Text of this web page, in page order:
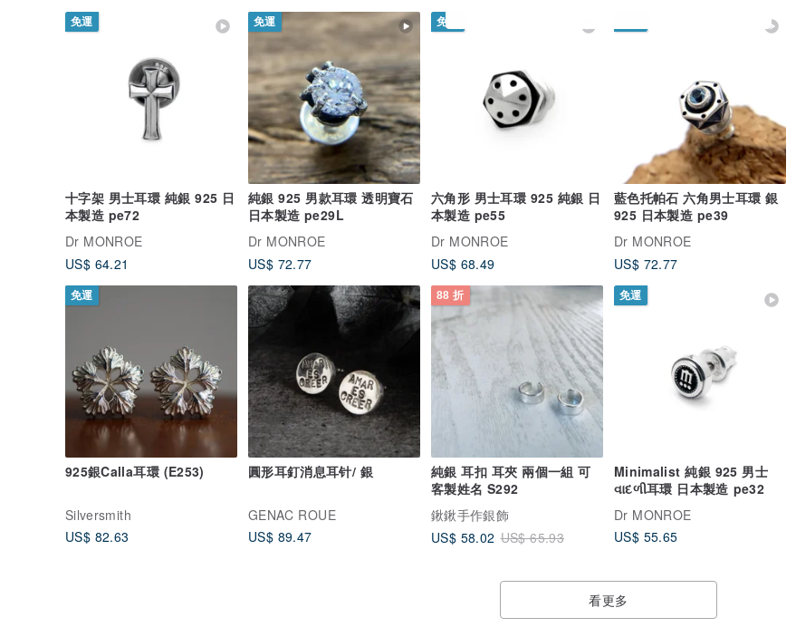
免運
十字架 男士耳環 純銀 925 日
本製造 pe72
Dr MONROE
US$ 64.21
免運
純銀 925 男款耳環 透明寶石
日本製造 pe29L
Dr MONROE
US$ 72.77
免運
六角形 男士耳環 925 純銀 日
本製造 pe55
Dr MONROE
US$ 68.49
藍色托帕石 六角男士耳環 銀
925 日本製造 pe39
Dr MONROE
US$ 72.77
免運
925銀Calla耳環 (E253)
Silversmith
US$ 82.63
圓形耳釘消息耳针/ 銀
GENAC ROUE
US$ 89.47
88 折
純銀 耳扣 耳夾 兩個一組 可
客製姓名 S292
鍬鍬手作銀飾
US$ 58.02 US$ 65.93
免運
Minimalist 純銀 925 男士
વાદળી耳環 日本製造 pe32
Dr MONROE
US$ 55.65
看更多